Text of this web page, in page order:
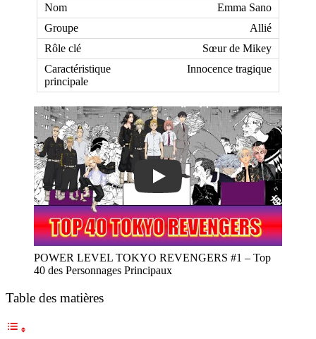
Emma Sano
Allié
Sœur de Mikey
Innocence tragique
Play
POWER LEVEL TOKYO REVENGERS #1 – Top
40 des Personnages Principaux
Table des matières